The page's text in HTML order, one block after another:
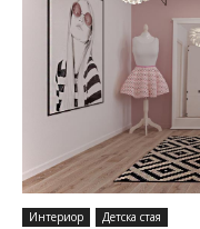
Интериор Детска стая